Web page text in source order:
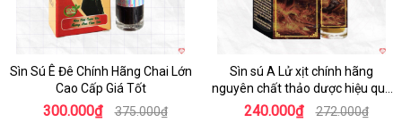
Sìn Sú Ê Đê Chính Hãng Chai Lớn
Cao Cấp Giá Tốt
300.000₫ 375.000₫
Sìn sú A Lử xịt chính hãng
nguyên chất thảo dược hiệu quả
cao
240.000₫ 272.000₫